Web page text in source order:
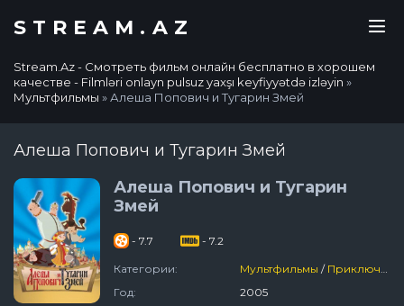
STREAM.AZ
Stream.Az - Смотреть фильм онлайн бесплатно в хорошем
качестве - Filmləri onlayn pulsuz yaxşı keyfiyyətdə izləyin »
Мультфильмы » Алеша Попович и Тугарин Змей
Алеша Попович и Тугарин Змей
Алеша Попович и Тугарин
Змей
- 7.7 - 7.2
Категории: Мультфильмы / Приключения
Год:
2005